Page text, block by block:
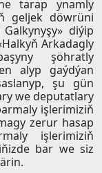
tarap ynamly
geljek döwrüni
diýip
Arkadagly
şöhratly
alyp gaýdýan
şu gün
we deputatlary
işlerimiziň
zerur hasap
işlerimiziň
bar we siz